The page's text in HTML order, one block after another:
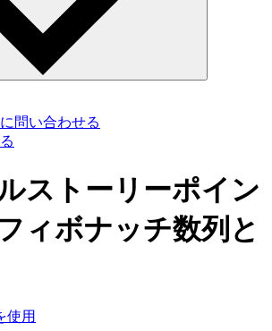
問い合わせる
ストーリーポイン
ィボナッチ数列と
使用